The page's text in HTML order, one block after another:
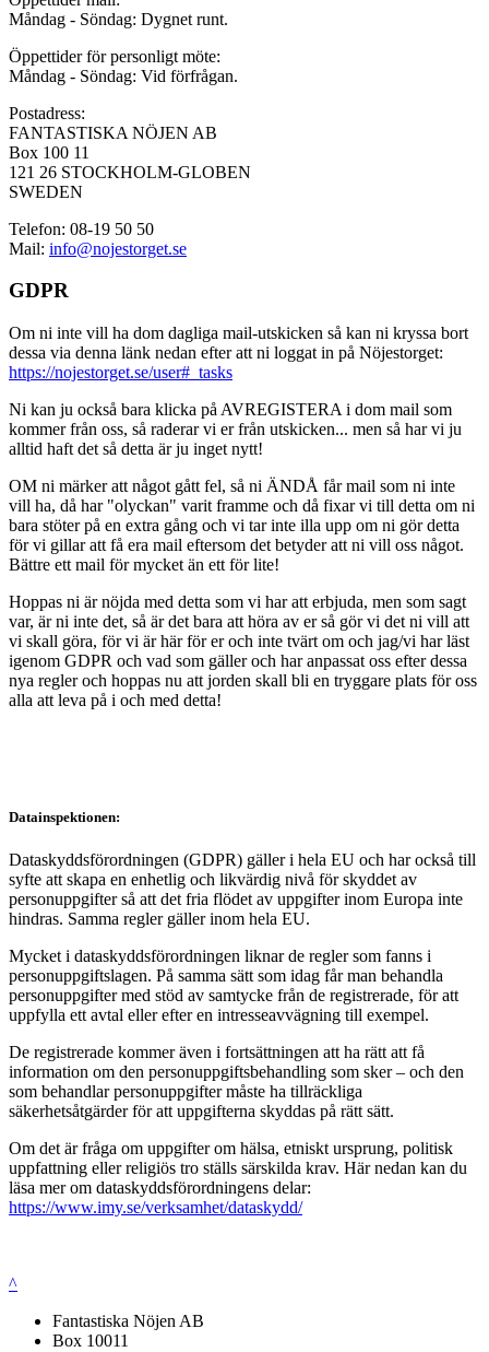
Måndag - Söndag: Dygnet runt.
Öppettider för personligt möte:
Måndag - Söndag: Vid förfrågan.
Postadress:
FANTASTISKA NÖJEN AB
Box 100 11
121 26 STOCKHOLM-GLOBEN
SWEDEN
Telefon: 08-19 50 50
Mail: info@nojestorget.se
GDPR
Om ni inte vill ha dom dagliga mail-utskicken så kan ni kryssa bort
dessa via denna länk nedan efter att ni loggat in på Nöjestorget:
https://nojestorget.se/user#_tasks
Ni kan ju också bara klicka på AVREGISTERA i dom mail som
kommer från oss, så raderar vi er från utskicken... men så har vi ju
alltid haft det så detta är ju inget nytt!
OM ni märker att något gått fel, så ni ÄNDÅ får mail som ni inte
vill ha, då har "olyckan" varit framme och då fixar vi till detta om ni
bara stöter på en extra gång och vi tar inte illa upp om ni gör detta
för vi gillar att få era mail eftersom det betyder att ni vill oss något.
Bättre ett mail för mycket än ett för lite!
Hoppas ni är nöjda med detta som vi har att erbjuda, men som sagt
var, är ni inte det, så är det bara att höra av er så gör vi det ni vill att
vi skall göra, för vi är här för er och inte tvärt om och jag/vi har läst
igenom GDPR och vad som gäller och har anpassat oss efter dessa
nya regler och hoppas nu att jorden skall bli en tryggare plats för oss
alla att leva på i och med detta!
Datainspektionen:
Dataskyddsförordningen (GDPR) gäller i hela EU och har också till
syfte att skapa en enhetlig och likvärdig nivå för skyddet av
personuppgifter så att det fria flödet av uppgifter inom Europa inte
hindras. Samma regler gäller inom hela EU.
Mycket i dataskyddsförordningen liknar de regler som fanns i
personuppgiftslagen. På samma sätt som idag får man behandla
personuppgifter med stöd av samtycke från de registrerade, för att
uppfylla ett avtal eller efter en intresseavvägning till exempel.
De registrerade kommer även i fortsättningen att ha rätt att få
information om den personuppgiftsbehandling som sker – och den
som behandlar personuppgifter måste ha tillräckliga
säkerhetsåtgärder för att uppgifterna skyddas på rätt sätt.
Om det är fråga om uppgifter om hälsa, etniskt ursprung, politisk
uppfattning eller religiös tro ställs särskilda krav. Här nedan kan du
läsa mer om dataskyddsförordningens delar:
https://www.imy.se/verksamhet/dataskydd/
^
Fantastiska Nöjen AB
Box 10011